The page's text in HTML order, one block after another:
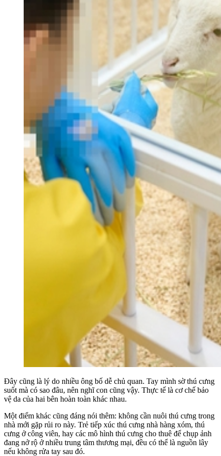
Đây cũng là lý do nhiều ông bố dễ chủ quan. Tay mình sờ thú cưng
suốt mà có sao đâu, nên nghĩ con cũng vậy. Thực tế là cơ chế bảo
vệ da của hai bên hoàn toàn khác nhau.
Một điểm khác cũng đáng nói thêm: không cần nuôi thú cưng trong
nhà mới gặp rủi ro này. Trẻ tiếp xúc thú cưng nhà hàng xóm, thú
cưng ở công viên, hay các mô hình thú cưng cho thuê để chụp ảnh
đang nở rộ ở nhiều trung tâm thương mại, đều có thể là nguồn lây
nếu không rửa tay sau đó.